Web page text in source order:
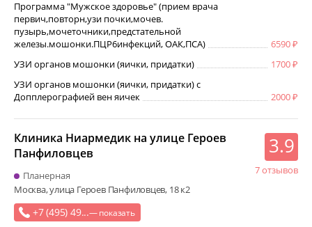
Программа "Мужское здоровье" (прием врача
первич,повторн,узи почки,мочев.
пузырь,мочеточники,предстательной
железы.мошонки.ПЦР6инфекций, ОАК,ПСА)
6590
УЗИ органов мошонки (яички, придатки)
1700
УЗИ органов мошонки (яички, придатки) с
Допплерографией вен яичек
2000
+7 (495) 49...— показать
Клиника Ниармедик на улице Героев
Панфиловцев
3.9
7 отзывов
Планерная
Москва, улица Героев Панфиловцев, 18 к2